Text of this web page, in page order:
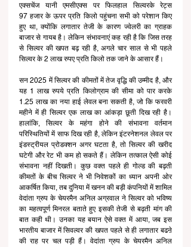
एक्सचेंज यानी एमसीएक्स पर फिलहाल सिल्वरके रेट्स
97 हजार के ऊपर प्रति किलो पहुंचना सभी को परेशान किए
हुए था, क्योंकि लगातार तेजी के कारण ज्वेलरी का ग्राहक
बाजार से गायब है। लेकिन संभावनाएं कह रही है कि जिस तरह
से सिल्वर की खपत बढ़ रही है, अगले चार साल से भी पहले
सिल्वर के 2 लाख रुपए प्रति किलो तक जाने के आसार हैं।
सन 2025 में सिल्वर की कीमतों में तेज वृद्धि की उम्मीद है, और
यह 1 लाख रुपये प्रति किलोग्राम की सीमा को पार करके
1.25 लाख का नया हाई लेवल बना सकती है, जो कि फरवरी
महीने में ही सिल्वर एक लाख का आंकड़ा छूती दिख रही है।
हालांकि, सिल्वर के महंगा होने की संभावना वर्तमान
परिस्थितियों में साफ दिख रही है, लेकिन इंटरनेशनल लेवल पर
इंडस्ट्रीयल प्रोडक्शन अगर घटता है, तो सिल्वर की खरीद
घटेगी और रेट भी कम हो सकते हैं। लेकिन तत्काल ऐसी कोई
संभावना नहीं दिखती। कुछ वक्त पहले ही गोल्ड की बढ़ती
कीमतों के बीच सिल्वर ने भी निवेशकों का ध्यान अपनी ओर
आकर्षित किया, तब दुनिया में खनन की बड़ी कंपनियों में शामिल
वेदांता ग्रुप के चेयरमैन अनिल अग्रवाल ने सिल्वर को भविष्य
का महत्वपूर्ण मिनरल बताते हुए इसकी तेजी से बढ़ती मांग की
बात कही थी। उनका यह बयान ऐसे वक्त में आया, जब इस
भारतीय बाजार में सिवल्वर की खपत पहले से ही लगातार बढऩे
की राह पर चल पड़ी हैं। वेदांता ग्रुप के चेयरमैन अनिल